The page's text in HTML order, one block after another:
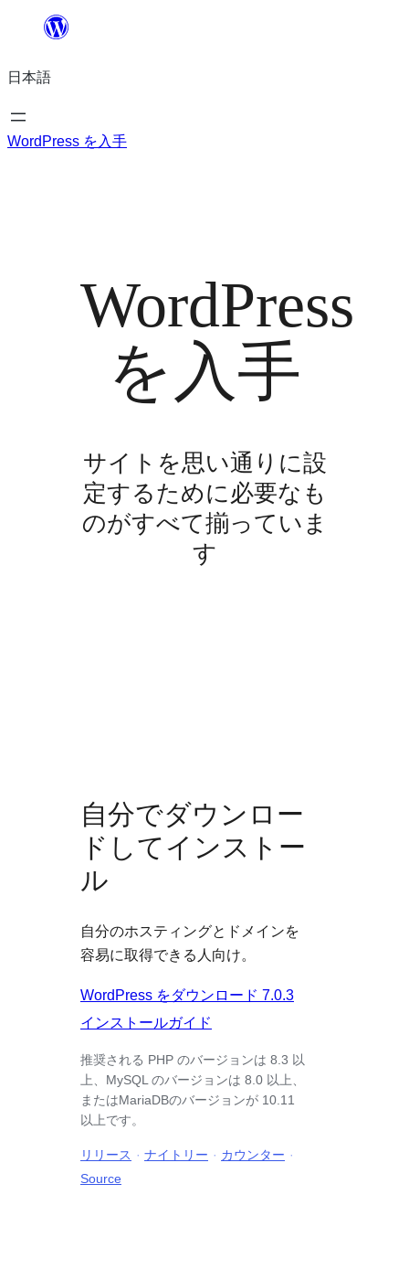
を
ス
キ
日本語
WordPress を入手
WordPress
を入手
サイトを思い通りに設
定するために必要なも
のがすべて揃っていま
す
自分でダウンロー
ドしてインストー
ル
自分のホスティングとドメインを
容易に取得できる人向け。
WordPress をダウンロード 7.0.3
インストールガイド
推奨される PHP のバージョンは 8.3 以
上、MySQL のバージョンは 8.0 以上、
またはMariaDBのバージョンが 10.11
以上です。
リリース ナイトリー
カウンター
Source